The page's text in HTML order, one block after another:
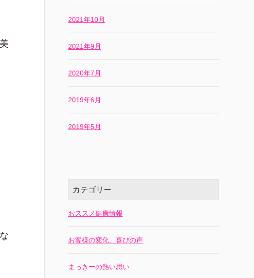
2021年10月
2021年9月
2020年7月
2019年6月
2019年5月
カテゴリー
おススメ健康情報
お客様の変化、喜びの声
まっきーの熱い思い